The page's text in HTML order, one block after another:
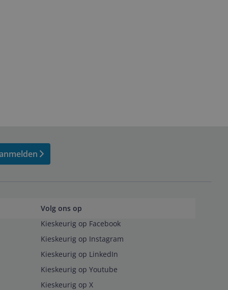
Volg ons op
Kieskeurig op Facebook
Kieskeurig op Instagram
Kieskeurig op LinkedIn
Kieskeurig op Youtube
Kieskeurig op X